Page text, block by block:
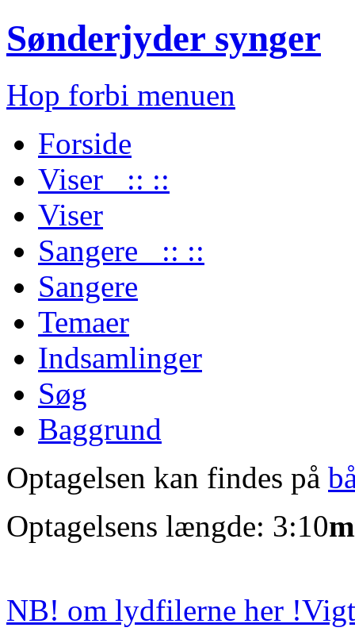
Sønderjyder synger
Hop forbi menuen
Forside
Viser :: ::
Viser
Sangere :: ::
Sangere
Temaer
Indsamlinger
Søg
Baggrund
Optagelsen kan findes på
Optagelsens længde: 3:10
NB! om lydfilerne her !